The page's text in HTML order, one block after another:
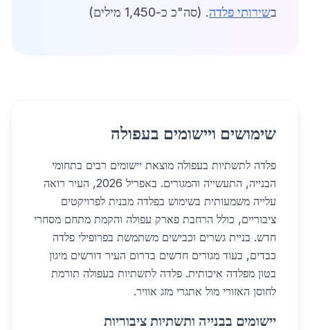
בשירותי פלדה. (סה"כ כ-1,450 מילים)
שימושים ויישומים בעפולה
פלדה לתשתיות בעפולה מוצאת יישומים רבים בתחומי
הבנייה, התעשייה והמגורים. באפריל 2026, העיר רואה
עלייה משמעותית בשימוש בפלדה מבנית לפרויקטים
ציבוריים, כולל הרחבת פארק עפולה והקמת מתחם מסחרי
חדש. בניית גשרים וכבישים משתמשת בפרופילי פלדה
כבדים, בעוד מגורים חדשים בדרום העיר דורשים מיגון
בטון מפלדה איכותית. פלדה לתשתיות בעפולה תורמת
לחוסן האזורי מול אתגרי מזג אוויר.
יישומים בבנייה ותשתיות ציבוריות